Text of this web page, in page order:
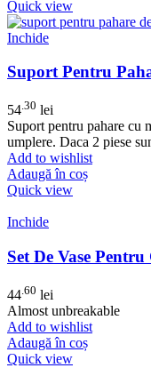
Quick view
Inchide
Suport Pentru
54 .30 lei
Suport pentru pahare cu
umplere. Daca 2 piese
Add to wishlist
Adaugă în coș
Quick view
Inchide
Set De Vase
44 .60 lei
Almost unbreakable
Add to wishlist
Adaugă în coș
Quick view